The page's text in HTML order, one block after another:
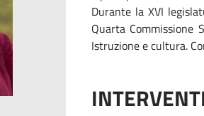
Durante la XVI
Quarta Commissione
Istruzione e cultura.